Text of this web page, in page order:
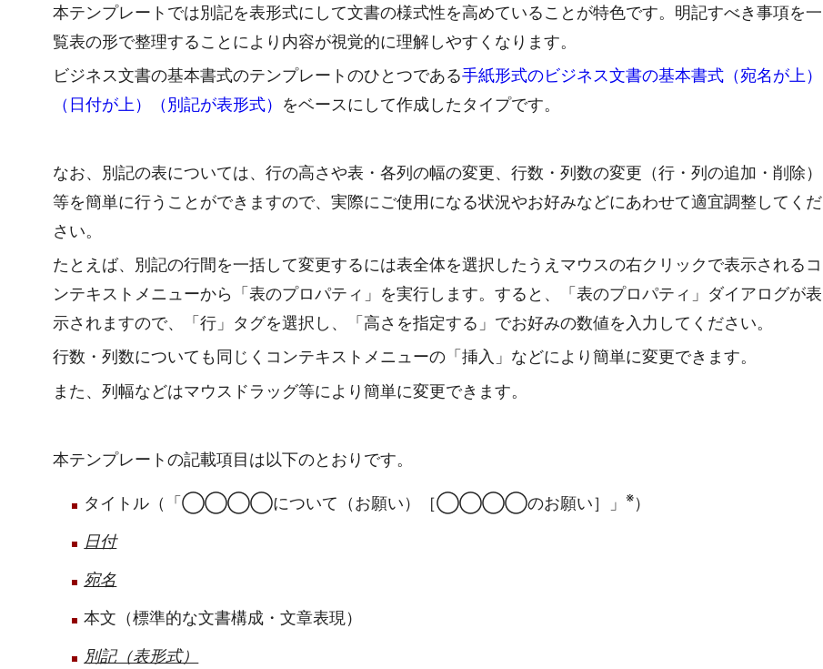
本テンプレートでは別記を表形式にして文書の様式性を高めていることが特色です。明記すべき事項を一
覧表の形で整理することにより内容が視覚的に理解しやすくなります。
ビジネス文書の基本書式のテンプレートのひとつである手紙形式のビジネス文書の基本書式（宛名が上）
（日付が上）（別記が表形式） をベースにして作成したタイプです。
なお、別記の表については、行の高さや表・各列の幅の変更、行数・列数の変更（行・列の追加・削除）
等を簡単に行うことができますので、実際にご使用になる状況やお好みなどにあわせて適宜調整してくだ
さい。
たとえば、別記の行間を一括して変更するには表全体を選択したうえマウスの右クリックで表示されるコ
ンテキストメニューから「表のプロパティ」を実行します。すると、「表のプロパティ」ダイアログが表
示されますので、「行」タグを選択し、「高さを指定する」でお好みの数値を入力してください。
行数・列数についても同じくコンテキストメニューの「挿入」などにより簡単に変更できます。
また、列幅などはマウスドラッグ等により簡単に変更できます。
本テンプレートの記載項目は以下のとおりです。
タイトル（「◯◯◯◯について（お願い）［◯◯◯◯のお願い］」 ※）
日付
宛名
本文（標準的な文書構成・文章表現）
別記（表形式）